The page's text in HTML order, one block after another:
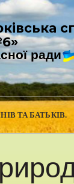
ради
ТА БАТЬКІВ.